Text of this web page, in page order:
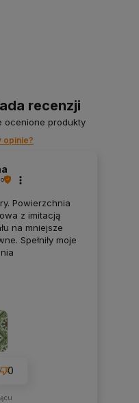
recenzji
ocenione produkty
opinie?
Powierzchnia
z imitacją
na mniejsze
Spełniły moje
0